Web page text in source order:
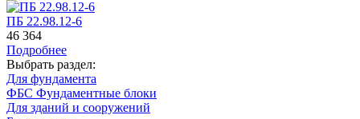
ПБ 22.98.12-6
46 364
Подробнее
Выбрать раздел:
Для фундамента
ФБС Фундаментные блоки
Для зданий и сооружений